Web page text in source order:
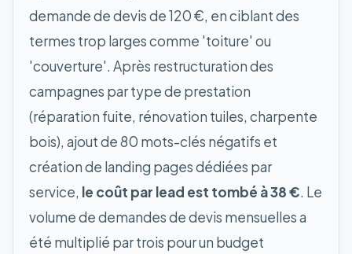
demande de devis de 120 €, en ciblant des
termes trop larges comme 'toiture' ou
'couverture'. Après restructuration des
campagnes par type de prestation
(réparation fuite, rénovation tuiles, charpente
bois), ajout de 80 mots-clés négatifs et
création de landing pages dédiées par
service, le coût par lead est tombé à 38 €. Le
volume de demandes de devis mensuelles a
été multiplié par trois pour un budget